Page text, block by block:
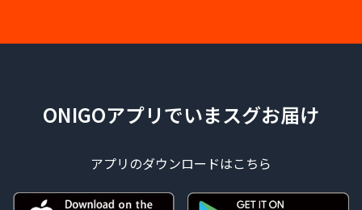
ONIGOアプリでいまスグお届け
アプリのダウンロードはこちら